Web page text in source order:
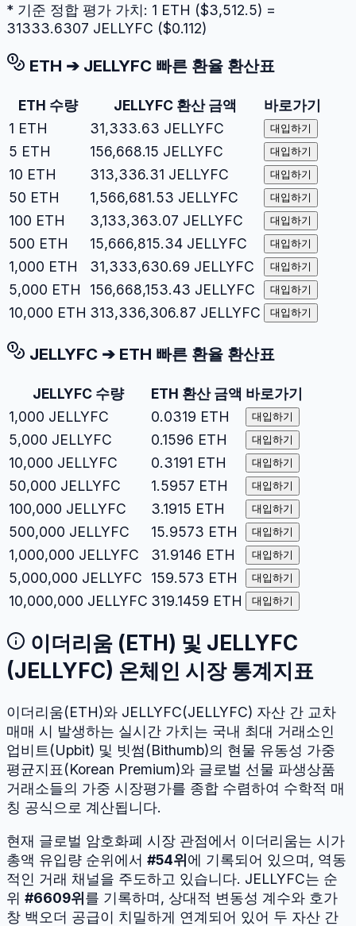
* 기준 정합 평가 가치: 1 ETH ($3,512.5) =
31333.6307 JELLYFC ($0.112)
ETH ➔ JELLYFC 빠른 환율 환산표
ETH 수량 JELLYFC 환산 금액
바로가기
1 ETH 31,333.63 JELLYFC 대입하기
5 ETH 156,668.15 JELLYFC 대입하기
10 ETH 313,336.31 JELLYFC 대입하기
50 ETH 1,566,681.53 JELLYFC 대입하기
100 ETH 3,133,363.07 JELLYFC 대입하기
500 ETH 15,666,815.34 JELLYFC 대입하기
1,000 ETH 31,333,630.69 JELLYFC 대입하기
5,000 ETH 156,668,153.43 JELLYFC 대입하기
10,000 ETH 313,336,306.87 JELLYFC 대입하기
JELLYFC ➔ ETH 빠른 환율 환산표
JELLYFC 수량 ETH 환산 금액 바로가기
1,000 JELLYFC 0.0319 ETH 대입하기
5,000 JELLYFC 0.1596 ETH 대입하기
10,000 JELLYFC 0.3191 ETH 대입하기
50,000 JELLYFC 1.5957 ETH 대입하기
100,000 JELLYFC 3.1915 ETH 대입하기
500,000 JELLYFC 15.9573 ETH 대입하기
1,000,000 JELLYFC 31.9146 ETH 대입하기
5,000,000 JELLYFC 159.573 ETH 대입하기
10,000,000 JELLYFC 319.1459 ETH 대입하기
이더리움 ( ETH ) 및 JELLYFC
(JELLYFC) 온체인 시장 통계지표
이더리움(ETH)와 JELLYFC(JELLYFC) 자산 간 교차
매매 시 발생하는 실시간 가치는 국내 최대 거래소인
업비트(Upbit) 및 빗썸(Bithumb)의 현물 유동성 가중
평균지표(Korean Premium)와 글로벌 선물 파생상품
거래소들의 가중 시장평가를 종합 수렴하여 수학적 매
칭 공식으로 계산됩니다.
현재 글로벌 암호화폐 시장 관점에서 이더리움는 시가
총액 유입량 순위에서 #54위에 기록되어 있으며, 역동
적인 거래 채널을 주도하고 있습니다. JELLYFC는 순
위 #6609위를 기록하며, 상대적 변동성 계수와 호가
창 백오더 공급이 치밀하게 연계되어 있어 두 자산 간